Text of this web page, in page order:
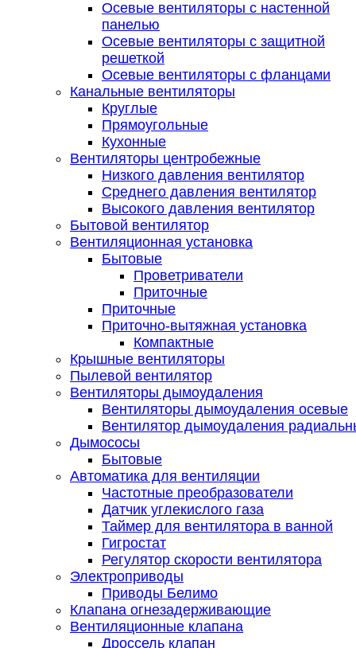
Осевые вентиляторы с настенной
панелью
Осевые вентиляторы с защитной
решеткой
Осевые вентиляторы с фланцами
Канальные вентиляторы
Круглые
Прямоугольные
Кухонные
Вентиляторы центробежные
Низкого давления вентилятор
Среднего давления вентилятор
Высокого давления вентилятор
Бытовой вентилятор
Вентиляционная установка
Бытовые
Проветриватели
Приточные
Приточные
Приточно-вытяжная установка
Компактные
Крышные вентиляторы
Пылевой вентилятор
Вентиляторы дымоудаления
Вентиляторы дымоудаления осевые
Вентилятор дымоудаления
Дымососы
Бытовые
Автоматика для вентиляции
Частотные преобразователи
Датчик углекислого газа
Таймер для вентилятора в ванной
Гигростат
Регулятор скорости вентилятора
Электроприводы
Приводы Белимо
Клапана огнезадерживающие
Вентиляционные клапана
Дроссель клапан